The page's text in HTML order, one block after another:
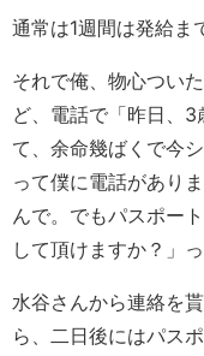
通常は1週間は発給ま
それで俺、物心つい
ど、電話で「昨日、
て、余命幾ばくで今
って僕に電話があり
んで。でもパスポー
して頂けますか？」
水谷さんから連絡を
ら、二日後にはパス